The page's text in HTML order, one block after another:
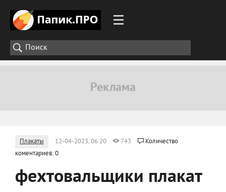
Плакаты 12-04-2023, 06:20 743
Количество
коментариев: 0
фехтовальщики плакат